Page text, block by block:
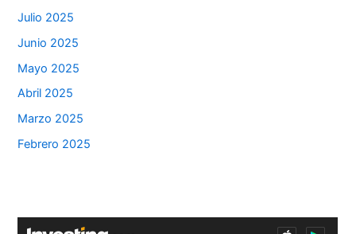
Julio 2025
Junio 2025
Mayo 2025
Abril 2025
Marzo 2025
Febrero 2025